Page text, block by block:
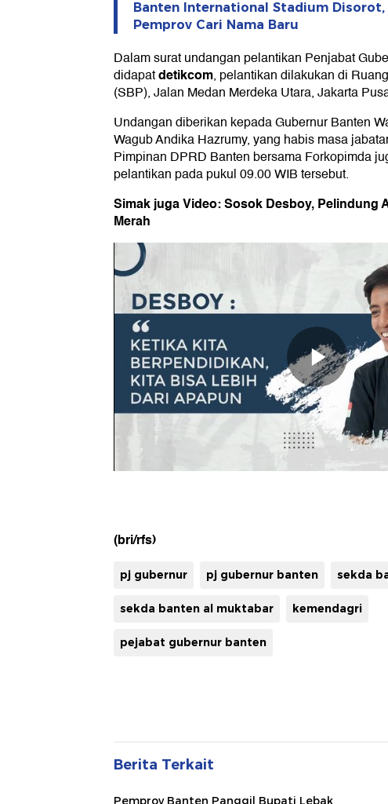
Banten International Stadium Disorot,
Pemprov Cari Nama Baru
Dalam surat undangan pelantikan Penjabat
didapatdetikcom, pelantikan dilakukan di
(SBP), Jalan Medan Merdeka Utara, Jakarta
Undangan diberikan kepada Gubernur Banten
Wagub Andika Hazrumy, yang habis masa
Pimpinan DPRD Banten bersama Forkopimda
pelantikan pada pukul 09.00 WIB tersebut.
Simak juga Video: Sosok Desboy, Pelindung
Merah
(bri/rfs)
pj gubernur pj gubernur banten sekda
sekda banten al muktabar kemendagri
pejabat gubernur banten
Berita Terkait
Pemprov Banten Panggil Bupati Lebak